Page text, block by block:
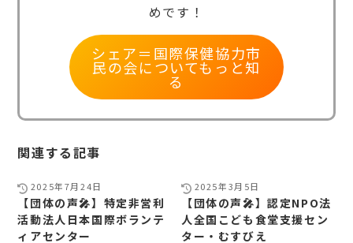
めです！
シェア＝国際保健協力市
民の会についてもっと知
る
関連する記事
2025年7月24日
【団体の声🎤】特定非営利
活動法人日本国際ボランテ
ィアセンター
2025年3月5日
【団体の声🎤】認定NPO法
人全国こども食堂支援セン
ター・むすびえ